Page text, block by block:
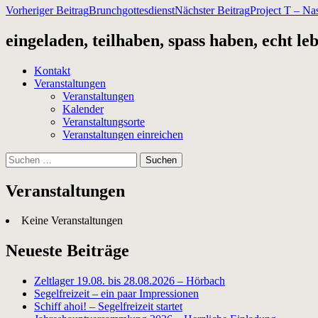
Beitragsnavigation
Vorheriger BeitragBrunchgottesdienstNächster BeitragProject T –
eingeladen, teilhaben, spass haben, echt
Kontakt
Veranstaltungen
Veranstaltungen
Kalender
Veranstaltungsorte
Veranstaltungen einreichen
Suchen
nach:
Veranstaltungen
Keine Veranstaltungen
Neueste Beiträge
Zeltlager 19.08. bis 28.08.2026 – Hörbach
Segelfreizeit – ein paar Impressionen
Schiff ahoi! – Segelfreizeit startet